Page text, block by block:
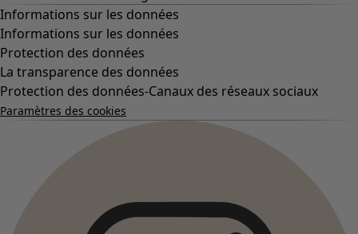
Informations sur les données
Informations sur les données
Protection des données
La transparence des données
Protection des données-Canaux des réseaux sociaux
Paramètres des cookies